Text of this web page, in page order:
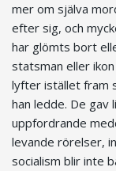
mer om själva
efter sig, och
har glömts bort
statsman eller
lyfter istället fram
han ledde. De
uppfordrande
levande rörelser,
socialism blir inte